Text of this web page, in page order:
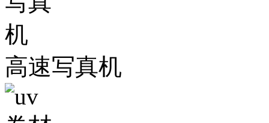
高速写真机